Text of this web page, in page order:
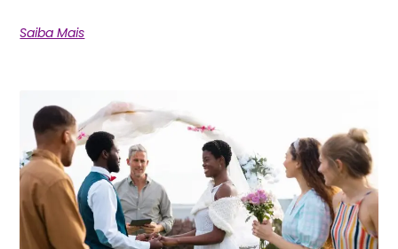
Saiba Mais